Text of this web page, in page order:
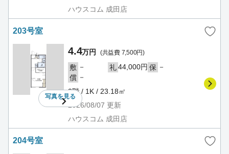
ハウスコム 成田店
203号室
写真を見る
4.4万円 (共益費 7,500円)
敷 － 礼44,000円 保 －
償 －
2階 / 1K / 23.18㎡
2026/08/07 更新
ハウスコム 成田店
204号室